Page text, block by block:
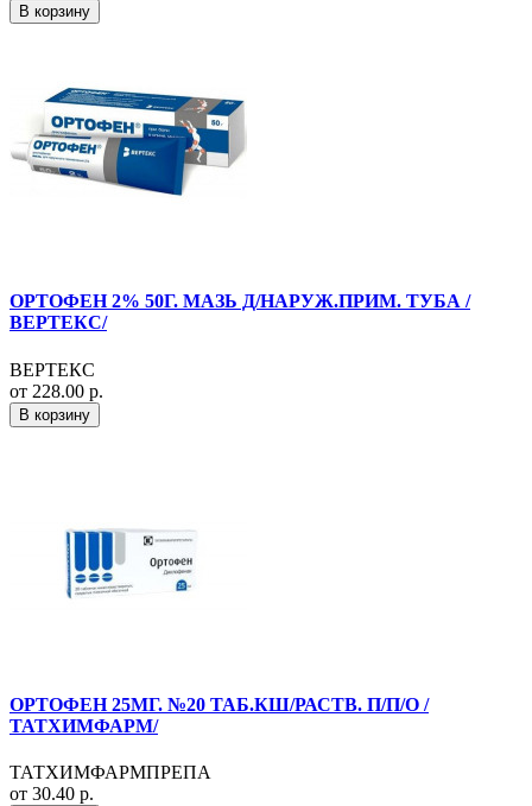
В корзину
ОРТОФЕН 2% 50Г. МАЗЬ Д/НАРУЖ.ПРИМ. ТУБА /
ВЕРТЕКС/
ВЕРТЕКС
от 228.00 р.
В корзину
ОРТОФЕН 25МГ. №20 ТАБ.КШ/РАСТВ. П/П/О /
ТАТХИМФАРМ/
ТАТХИМФАРМПРЕПА
от 30.40 р.